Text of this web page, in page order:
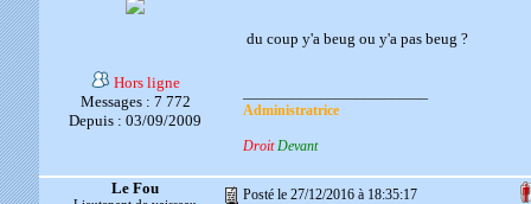
Hors ligne
Messages : 7 772
Depuis : 03/09/2009
du coup y'a beug ou y'a pas beug ?
Administratrice
Droit Devant
Le Fou Posté le 27/12/2016 à 18:35:17